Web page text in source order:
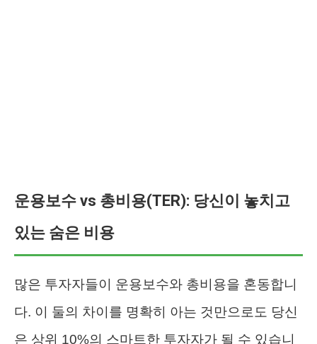
운용보수 vs 총비용(TER): 당신이 놓치고
있는 숨은 비용
많은 투자자들이 운용보수와 총비용을 혼동합니
다. 이 둘의 차이를 명확히 아는 것만으로도 당신
은 상위 10%의 스마트한 투자자가 될 수 있습니